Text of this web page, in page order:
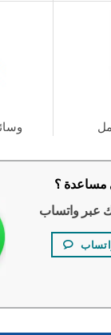
وسائل
؟
واتساب